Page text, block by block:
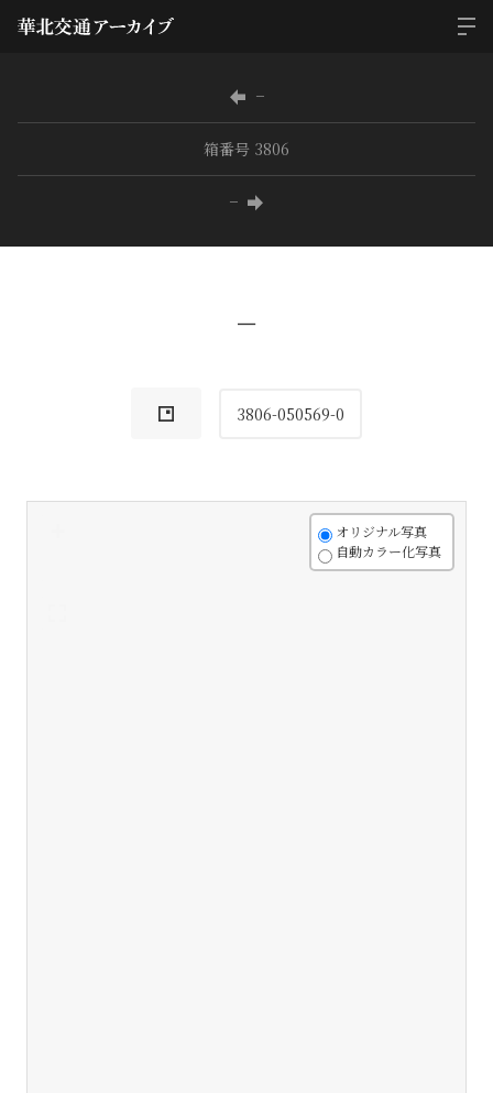
−
箱番号 3806
−
−
3806-050569-0
オリジナル写真
自動カラー化写真